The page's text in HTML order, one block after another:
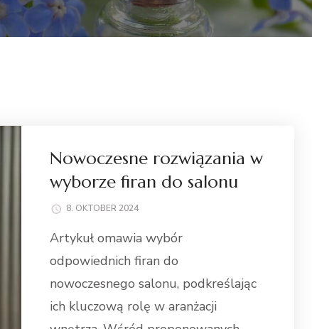
Nowoczesne rozwiązania w
wyborze firan do salonu
8. OKTOBER 2024
Artykuł omawia wybór
odpowiednich firan do
nowoczesnego salonu, podkreślając
ich kluczową rolę w aranżacji